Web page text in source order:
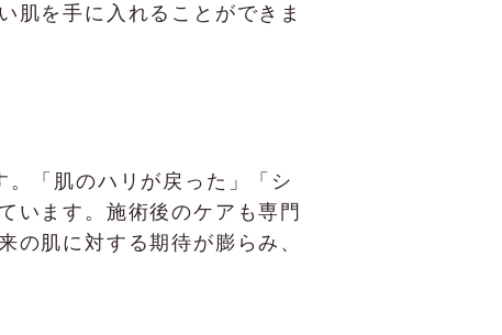
肌を手に入れることができま
「肌のハリが戻った」「シ
います。施術後のケアも専門
の肌に対する期待が膨らみ、